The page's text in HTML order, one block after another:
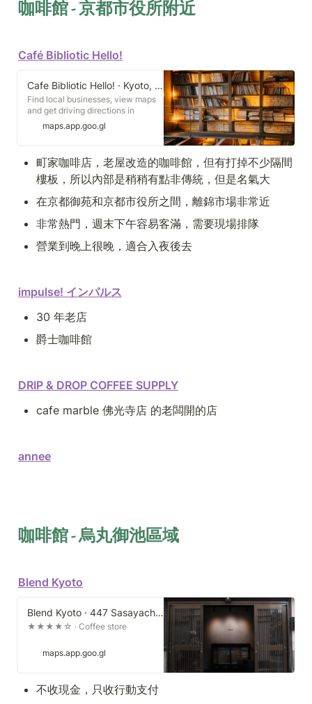
咖啡館 - 京都市役所附近
Café Bibliotic Hello!
Cafe Bibliotic Hello! · Kyoto, Kyoto
Find local businesses, view maps
and get driving directions in
Google Maps.
maps.app.goo.gl
町家咖啡店，老屋改造的咖啡館，但有打掉不少隔間
樓板，所以內部是稍稍有點非傳統，但是名氣大
在京都御苑和京都市役所之間，離錦市場非常近
非常熱門，週末下午容易客滿，需要現場排隊
營業到晚上很晚，適合入夜後去
impulse! インパルス
30 年老店
爵士咖啡館
DRIP & DROP COFFEE SUPPLY
cafe marble 佛光寺店 的老闆開的店
annee
咖啡館 - 烏丸御池區域
Blend Kyoto
Blend Kyoto · 447 Sasayacho, Nakagyo Ward, Kyoto, 604-0983, Japan
★★★★☆ · Coffee store
maps.app.goo.gl
不收現金，只收行動支付